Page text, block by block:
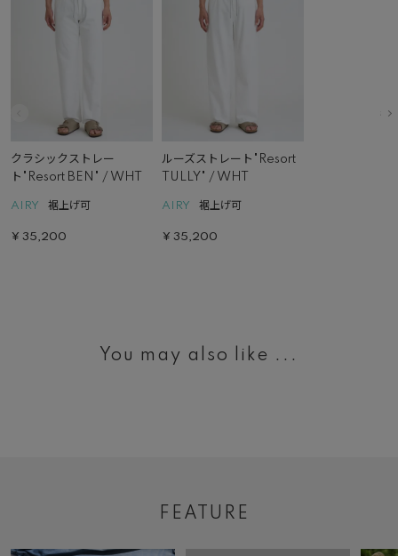
クラシックストレー
ト"Resort BEN" / WHT
AIRY 裾上げ可
¥ 35,200
ルーズストレート"Resort
TULLY" / WHT
AIRY 裾上げ可
¥ 35,200
You may also like ...
FEATURE